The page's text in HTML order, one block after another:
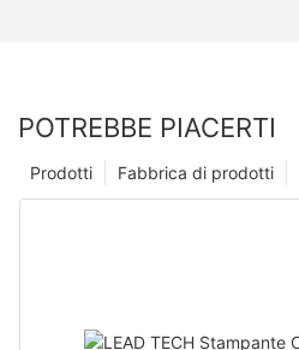
POTREBBE PIACERTI
Fabbrica di prodotti
Prodotti